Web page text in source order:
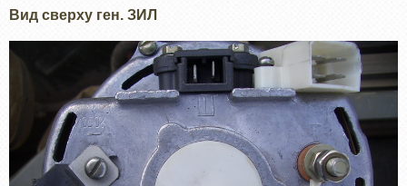
Вид сверху ген. ЗИЛ